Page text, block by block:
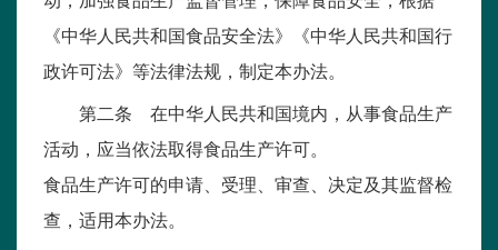
《中华人民共和国食品安全法》《中华人民共和国行
政许可法》等法律法规，制定本办法。
第二条 在中华人民共和国境内，从事食品生产
活动，应当依法取得食品生产许可。
食品生产许可的申请、受理、审查、决定及其监督检
查，适用本办法。